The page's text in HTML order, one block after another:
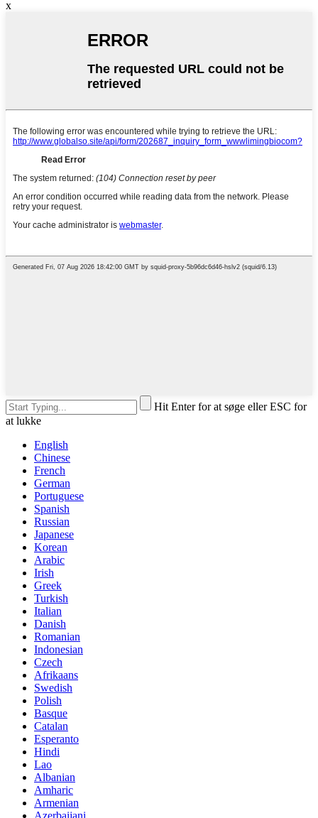
x
Hit Enter for at søge eller ESC for
at lukke
English
Chinese
French
German
Portuguese
Spanish
Russian
Japanese
Korean
Arabic
Irish
Greek
Turkish
Italian
Danish
Romanian
Indonesian
Czech
Afrikaans
Swedish
Polish
Basque
Catalan
Esperanto
Hindi
Lao
Albanian
Amharic
Armenian
Azerbaijani